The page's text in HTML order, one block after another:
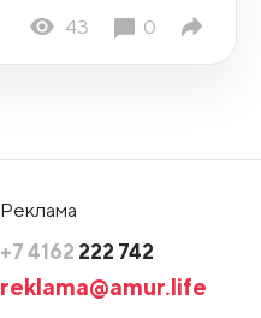
43 0
Реклама
+7 4162 222 742
reklama@amur.life